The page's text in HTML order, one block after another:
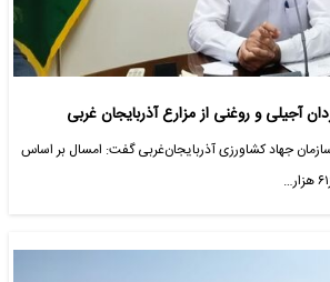
جهاد کشاورزی آذربایجان‌غربی گفت: امسال بر اساس